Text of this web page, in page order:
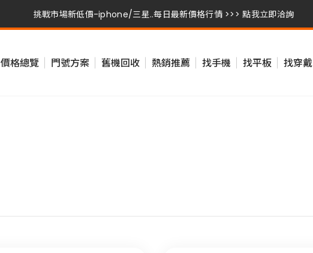
挑戰市場新低價-iphone/三星..每日最新價格行情 >>> 點我立即洽詢
挑戰市場新低價-iphone/三星..每日最新價格行情 >>> 點我立即洽詢
價格總覽 門號方案 舊機回收 熱銷推薦 找手機 找平板 找穿戴